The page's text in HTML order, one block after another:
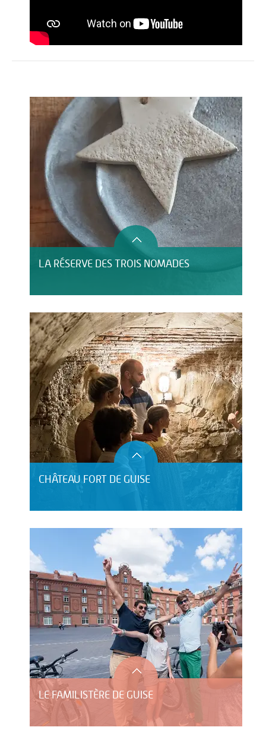
LA RÉSERVE DES TROIS NOMADES
CHÂTEAU FORT DE GUISE
LE FAMILISTÈRE DE GUISE